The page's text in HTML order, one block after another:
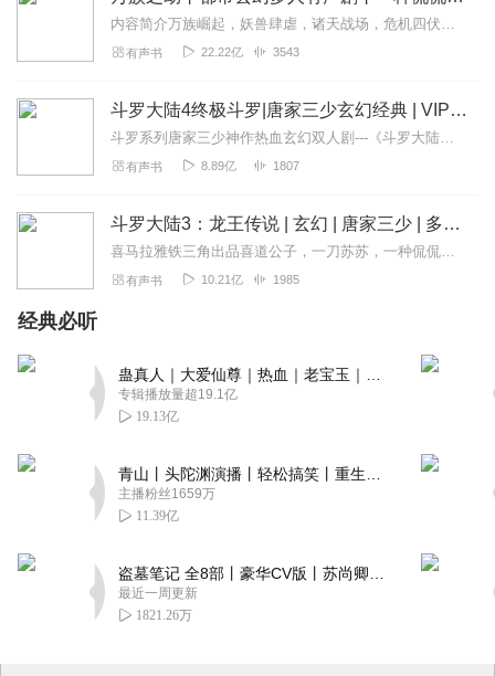
内容简介万族崛起，妖兽肆虐，诸天战场，危机四伏……这本就不太平的世界，此刻更是暗藏汹涌。苏宇肩负族人使命，不得不挺身而出，而他要如何披荆斩棘、冲锋陷阵？原来，他...
有声书 22.22亿 3543
斗罗大陆4终极斗罗|唐家三少玄幻经典 | VIP免费有声小说
斗罗系列唐家三少神作热血玄幻双人剧---《斗罗大陆》唐家三少神作热血玄幻双人剧---《斗罗大陆2：绝世唐门》唐家三少神作热血玄幻双人剧---《斗罗大陆3：龙王传...
有声书 8.89亿 1807
斗罗大陆3：龙王传说 | 玄幻 | 唐家三少 | 多人有声剧
喜马拉雅铁三角出品喜道公子，一刀苏苏，一种侃侃！【大型多人小说剧】该书是《斗罗大陆》系列的第三部斗罗大陆经典作品，继《绝世唐门》之后又一扛鼎之作。喜道公子与...
有声书 10.21亿 1985
经典必听
专辑播放量超19.1亿
19.13亿
主播粉丝1659万
11.39亿
最近一周更新
1821.26万